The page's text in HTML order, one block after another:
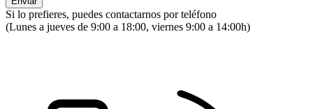
Si lo prefieres, puedes contactarnos por teléfono
(Lunes a jueves de 9:00 a 18:00, viernes 9:00 a 14:00h)